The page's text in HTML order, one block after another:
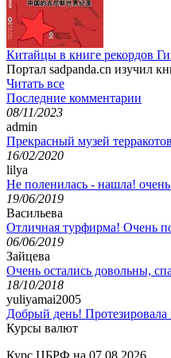
Китайцы в книге рекордов
Портал sadpanda.cn изучил
Читать все
Последние комментарии
08/11/2023
admin
Прекрасный музей
16/02/2020
lilya
Не поленилась - нашла!
19/06/2019
Васильева
Отличная турфирма! Очень
06/06/2019
Зайцева
Очень остались довольны,
18/10/2018
yuliyamai2005
Добрый день! Протезировала
Курсы валют
Курс ЦБРФ на 07.08.2026